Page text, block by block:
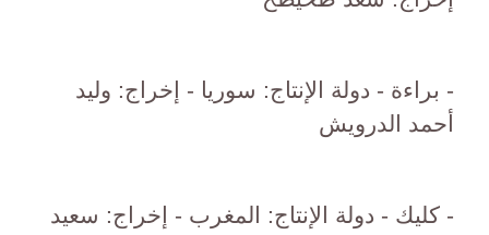
- براءة - دولة الإنتاج: سوريا - إخراج: وليد
أحمد الدرويش
- كليك - دولة الإنتاج: المغرب - إخراج: سعيد